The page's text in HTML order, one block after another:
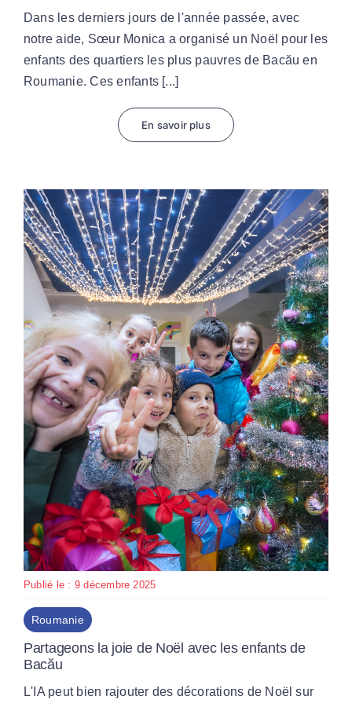
Dans les derniers jours de l'année passée, avec
notre aide, Sœur Monica a organisé un Noël pour les
enfants des quartiers les plus pauvres de Bacău en
Roumanie. Ces enfants [...]
En savoir plus
Publié le : 9 décembre 2025
Roumanie
Partageons la joie de Noël avec les enfants de
Bacău
L'IA peut bien rajouter des décorations de Noël sur